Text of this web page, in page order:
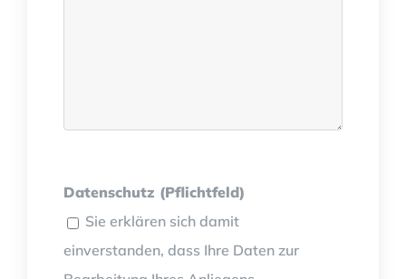
Datenschutz (Pflichtfeld)
Sie erklären sich damit
einverstanden, dass Ihre Daten zur